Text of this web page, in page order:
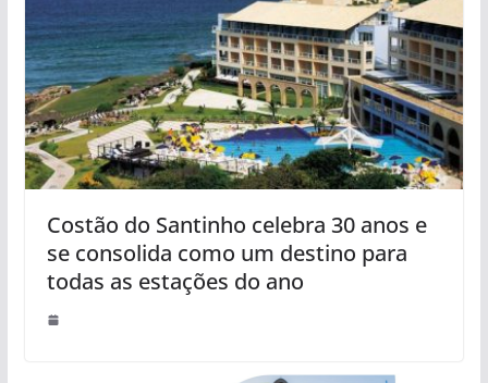
Costão do Santinho celebra 30 anos e
se consolida como um destino para
todas as estações do ano